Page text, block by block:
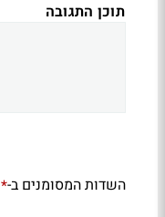
תוכן התגובה
השדות המסומנים ב-*